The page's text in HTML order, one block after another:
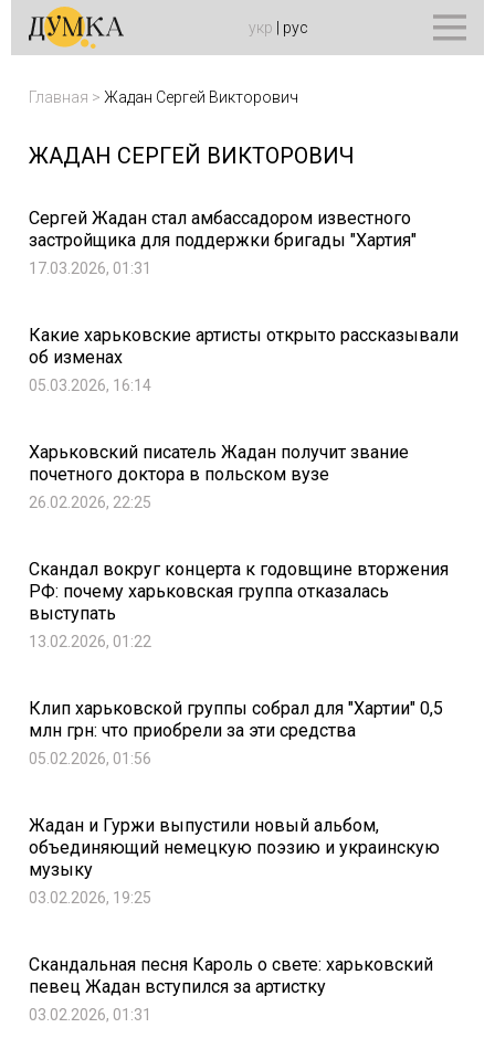
укр рус
Главная > Жадан Сергей Викторович
ЖАДАН СЕРГЕЙ ВИКТОРОВИЧ
Сергей Жадан стал амбассадором известного
застройщика для поддержки бригады "Хартия"
17.03.2026, 01:31
Какие харьковские артисты открыто рассказывали
об изменах
05.03.2026, 16:14
Харьковский писатель Жадан получит звание
почетного доктора в польском вузе
26.02.2026, 22:25
Скандал вокруг концерта к годовщине вторжения
РФ: почему харьковская группа отказалась
выступать
13.02.2026, 01:22
Клип харьковской группы собрал для "Хартии" 0,5
млн грн: что приобрели за эти средства
05.02.2026, 01:56
Жадан и Гуржи выпустили новый альбом,
объединяющий немецкую поэзию и украинскую
музыку
03.02.2026, 19:25
Скандальная песня Кароль о свете: харьковский
певец Жадан вступился за артистку
03.02.2026, 01:31